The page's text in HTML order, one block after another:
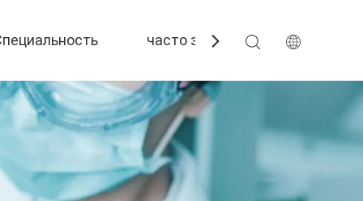
часто задаваемые вопросы